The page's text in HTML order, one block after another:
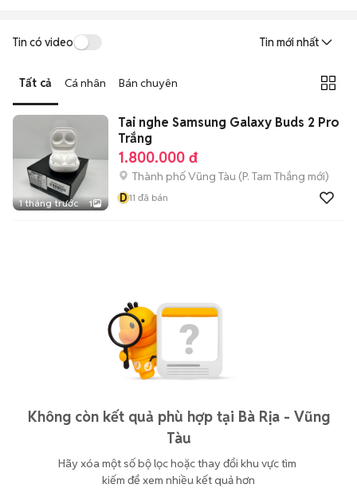
Tin có video Tin mới nhất
Tất cả Cá nhân Bán chuyên
1 tháng trước 1
Tai nghe Samsung Galaxy Buds 2 Pro
Trắng
1.800.000 đ
Thành phố Vũng Tàu (P. Tam Thắng mới)
D11 đã bán
Không còn kết quả phù hợp tại Bà Rịa - Vũng
Tàu
Hãy xóa một số bộ lọc hoặc thay đổi khu vực tìm
kiếm để xem nhiều kết quả hơn